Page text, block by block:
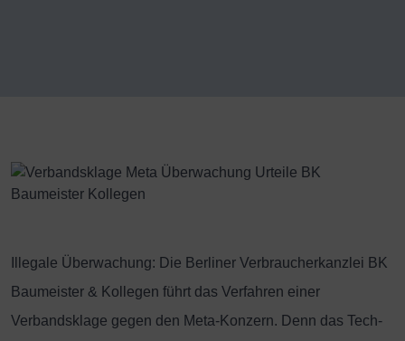
Illegale Überwachung: Die Berliner Verbraucherkanzlei BK
Baumeister & Kollegen führt das Verfahren einer
Verbandsklage gegen den Meta-Konzern. Denn das Tech-